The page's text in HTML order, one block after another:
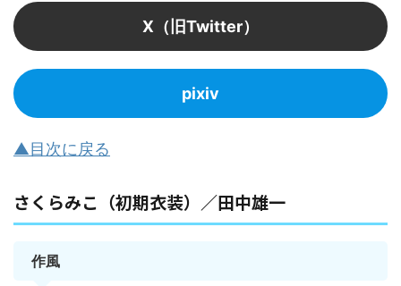
X（旧Twitter）
pixiv
▲目次に戻る
さくらみこ（初期衣装）／田中雄一
作風